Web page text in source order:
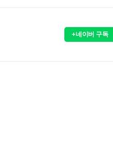
+네이버 구독